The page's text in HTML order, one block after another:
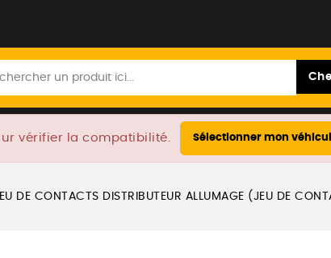
vérifier la compatibilité. Sélectionner mon
DE CONTACTS DISTRIBUTEUR ALLUMAGE (JEU DE